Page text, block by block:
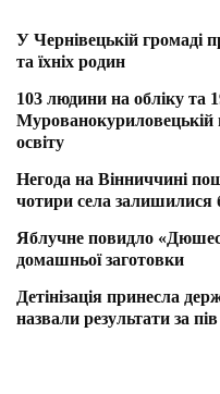
У Чернівецькій громаді
та їхніх родин
103 людини на обліку та
Мурованокуриловецькій
освіту
Негода на Вінниччині
чотири села залишилися
Яблучне повидло
домашньої заготовки
Детінізація принесла
назвали результати за